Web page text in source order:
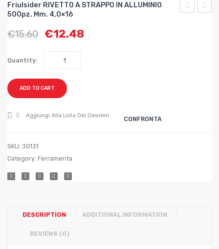
CONTATTI
WISHLIST
Friulsider RIVETTO A STRAPPO IN ALLUMINIO
500pz. Mm. 4,0×16
€15.60 €12.48
Quantity:
ADD TO CART
Aggiungi Alla Lista Dei Desideri CONFRONTA
SKU: 30131
Category: Ferramenta
DESCRIPTION ADDITIONAL INFORMATION
REVIEWS (0)